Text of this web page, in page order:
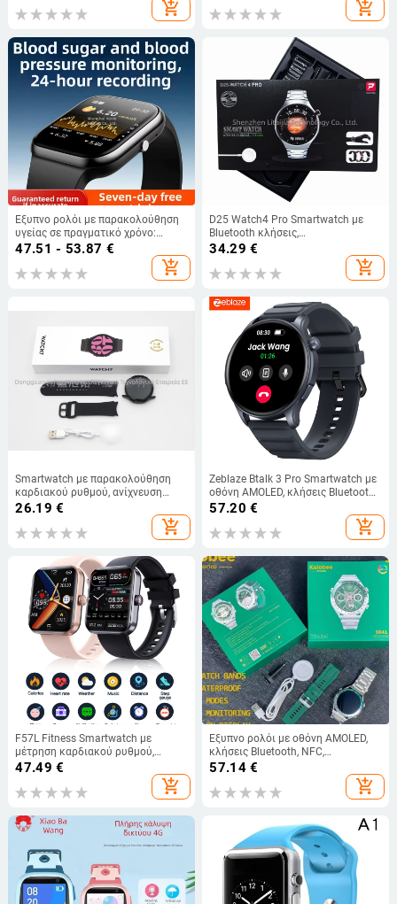
add_shopping_cart add_shopping_cart
Έξυπνο ρολόι με παρακολούθηση
υγείας σε πραγματικό χρόνο:
γλυκόζη αίματος, αρτηριακή πίεση,
καρδιακός ρυθμός, λιπίδια, ουρικό
οξύ; κλήσεις Bluetooth;
47.51 - 53.87 €
add_shopping_cart
D25 Watch4 Pro Smartwatch με
Bluetooth κλήσεις,
παρακολούθηση ύπνου, μέτρηση
καρδιακού ρυθμού και οξυγόνου,
ασύρματη φόρτιση
34.29 €
add_shopping_cart
Smartwatch με παρακολούθηση
καρδιακού ρυθμού, ανίχνευση
οξυγόνου αίματος,
παρακολούθηση ύπνου, συμβατός
με iOS, ασύρματη φόρτιση
26.19 €
add_shopping_cart
Zeblaze Btalk 3 Pro Smartwatch με
οθόνη AMOLED, κλήσεις Bluetooth,
παρακολούθηση υγείας και
57.20 €
add_shopping_cart
F57L Fitness Smartwatch με
μέτρηση καρδιακού ρυθμού,
αρτηριακής πίεσης και
επεμβατική μέτρηση γλυκόζης και
47.49 €
add_shopping_cart
Έξυπνο ρολόι με οθόνη AMOLED,
κλήσεις Bluetooth, NFC,
παρακολούθηση καρδιακού
57.14€
add_shopping_cart